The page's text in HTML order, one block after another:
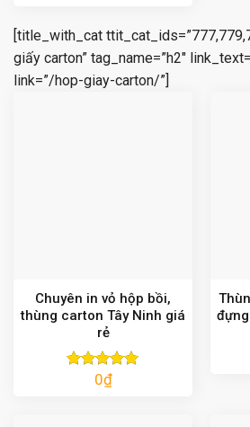
[title_with_cat
giấy carton” tag_name=”h2″
link=”/hop-giay-carton/”]
Chuyên in vỏ hộp bồi,
thùng carton Tây Ninh giá
rẻ
Được xếp
0₫